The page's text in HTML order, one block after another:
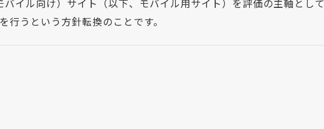
イル向け）サイト（以下、モバイル用サイト）を評価の主軸として
うという方針転換のことです。